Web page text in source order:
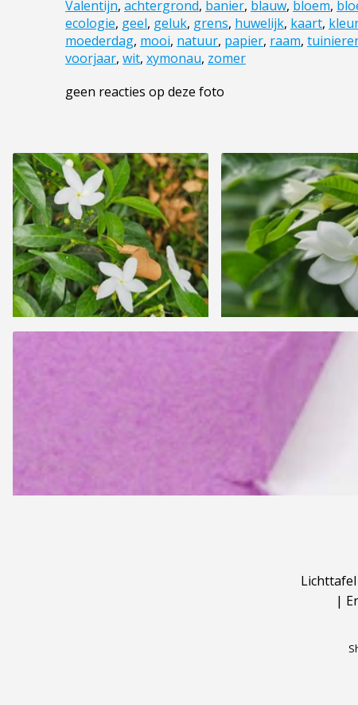
Valentijn, achtergrond, banier, blauw, bloem,
ecologie, geel, geluk, grens, huwelijk, kaart,
moederdag, mooi, natuur, papier, raam,
voorjaar, wit, xymonau, zomer
geen reacties op deze foto
Lichttafel
|